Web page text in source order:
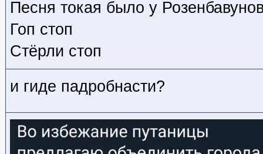
Песня токая было у
Гоп стоп
Стёрли стоп
и гиде падробнасти?